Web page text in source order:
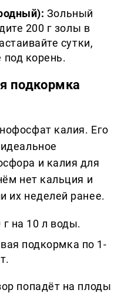
Зольный
200 г золы в
сутки,
под корень.
подкормка
калия. Его
и калия для
нет кальция и
их неделей ранее.
г на 10 л воды.
подкормка по 1-
попадёт на плоды